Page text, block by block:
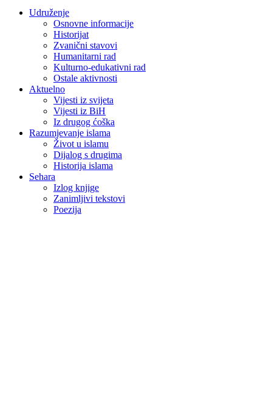
Udruženje
Osnovne informacije
Historijat
Zvanični stavovi
Humanitarni rad
Kulturno-edukativni rad
Ostale aktivnosti
Aktuelno
Vijesti iz svijeta
Vijesti iz BiH
Iz drugog ćoška
Razumjevanje islama
Život u islamu
Dijalog s drugima
Historija islama
Sehara
Izlog knjige
Zanimljivi tekstovi
Poezija